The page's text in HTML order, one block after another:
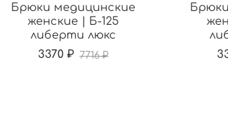
Брюки медицинские
женские | Б-125
либерти люкс
3370 ₽ 7716 ₽